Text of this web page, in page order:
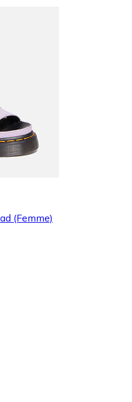
(Femme)